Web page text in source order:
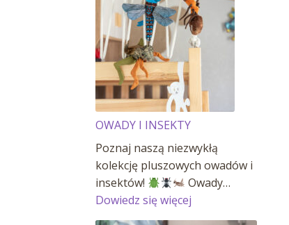
OWADY I INSEKTY
Poznaj naszą niezwykłą
kolekcję pluszowych owadów i
insektów!
Owady…
Dowiedz się więcej:
OWADY